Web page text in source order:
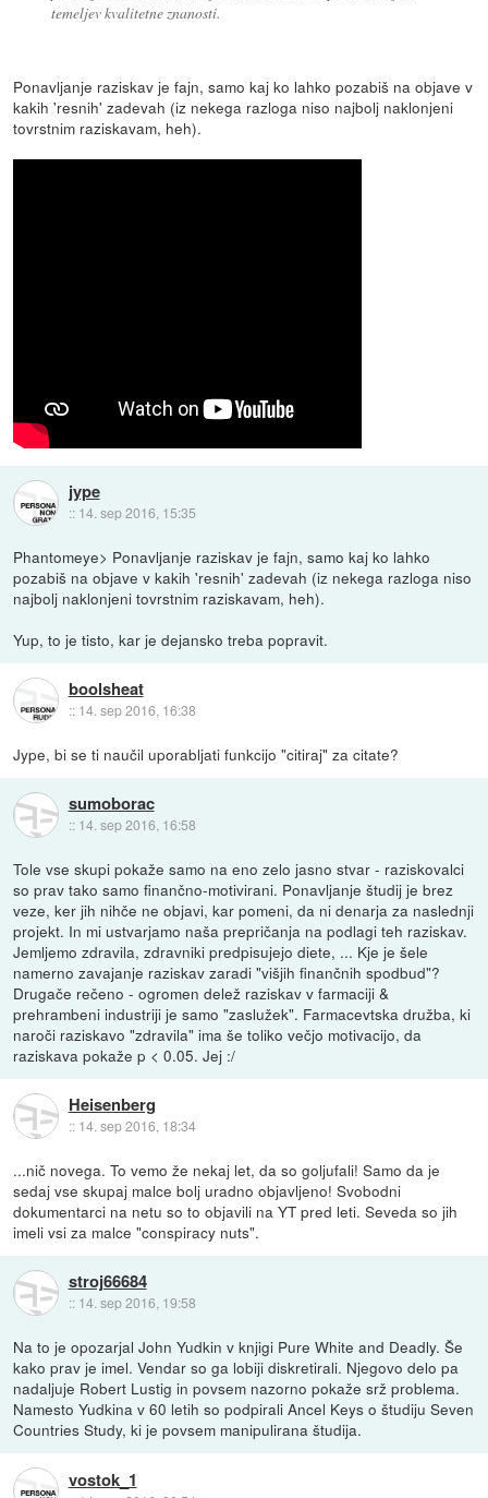
temeljev kvalitetne znanosti.
Ponavljanje raziskav je fajn, samo kaj ko lahko pozabiš na objave v
kakih 'resnih' zadevah (iz nekega razloga niso najbolj naklonjeni
tovrstnim raziskavam, heh).
jype
:: 14. sep 2016, 15:35
Phantomeye> Ponavljanje raziskav je fajn, samo kaj ko lahko
pozabiš na objave v kakih 'resnih' zadevah (iz nekega razloga niso
najbolj naklonjeni tovrstnim raziskavam, heh).
Yup, to je tisto, kar je dejansko treba popravit.
boolsheat
:: 14. sep 2016, 16:38
Jype, bi se ti naučil uporabljati funkcijo "citiraj" za citate?
sumoborac
:: 14. sep 2016, 16:58
Tole vse skupi pokaže samo na eno zelo jasno stvar - raziskovalci
so prav tako samo finančno-motivirani. Ponavljanje študij je brez
veze, ker jih nihče ne objavi, kar pomeni, da ni denarja za naslednji
projekt. In mi ustvarjamo naša prepričanja na podlagi teh raziskav.
Jemljemo zdravila, zdravniki predpisujejo diete, ... Kje je šele
namerno zavajanje raziskav zaradi "višjih finančnih spodbud"?
Drugače rečeno - ogromen delež raziskav v farmaciji &
prehrambeni industriji je samo "zaslužek". Farmacevtska družba, ki
naroči raziskavo "zdravila" ima še toliko večjo motivacijo, da
raziskava pokaže p < 0.05. Jej :/
Heisenberg
:: 14. sep 2016, 18:34
...nič novega. To vemo že nekaj let, da so goljufali! Samo da je
sedaj vse skupaj malce bolj uradno objavljeno! Svobodni
dokumentarci na netu so to objavili na YT pred leti. Seveda so jih
imeli vsi za malce "conspiracy nuts".
stroj66684
:: 14. sep 2016, 19:58
Na to je opozarjal John Yudkin v knjigi Pure White and Deadly. Še
kako prav je imel. Vendar so ga lobiji diskretirali. Njegovo delo pa
nadaljuje Robert Lustig in povsem nazorno pokaže srž problema.
Namesto Yudkina v 60 letih so podpirali Ancel Keys o študiju Seven
Countries Study, ki je povsem manipulirana študija.
vostok_1